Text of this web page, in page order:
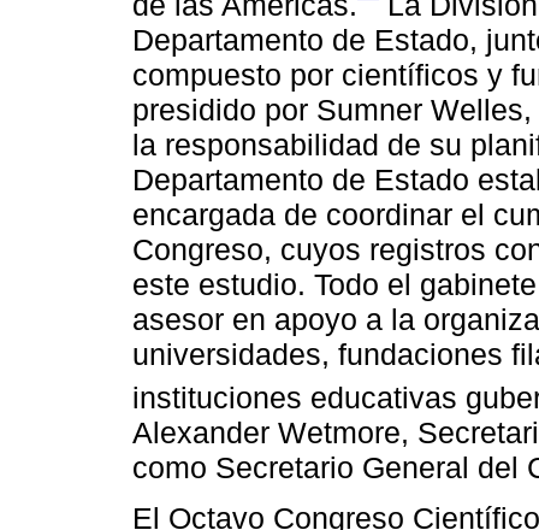
Departamento de Estado,
compuesto por científicos y
presidido por Sumner
la responsabilidad de su
Departamento de Estado
encargada de coordinar el
Congreso, cuyos registros
este estudio. Todo el
asesor en apoyo a la
universidades, fundaciones
instituciones educativas
Alexander Wetmore,
como Secretario General del
El Octavo Congreso